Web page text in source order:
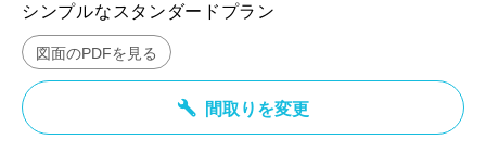
シンプルなスタンダードプラン
図面のPDFを見る
間取りを変更